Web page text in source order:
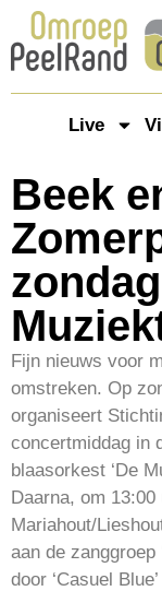
Live
Beek
Fijn nieuws voor
omstreken. Op
organiseert
concertmiddag in
blaasorkest ‘De
Daarna, om
Mariahout/
aan de zanggroep
door ‘Casuel